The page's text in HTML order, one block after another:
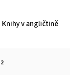
Knihy v angličtině